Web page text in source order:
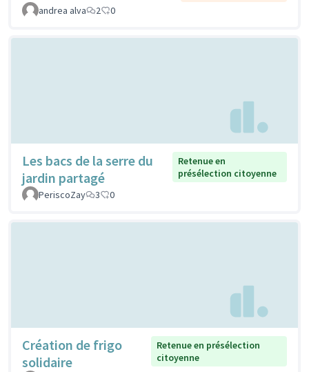
andrea alva
2 0
Les bacs de la serre du
jardin partagé
Retenue en
présélection citoyenne
PeriscoZay
3 0
Création de frigo
solidaire
Retenue en présélection
citoyenne